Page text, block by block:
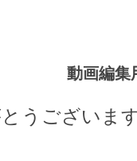
動画編集
うございま